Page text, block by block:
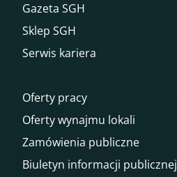
Gazeta SGH
Sklep SGH
Serwis kariera
Oferty pracy
Oferty wynajmu lokali
Zamówienia publiczne
Biuletyn informacji publicznej